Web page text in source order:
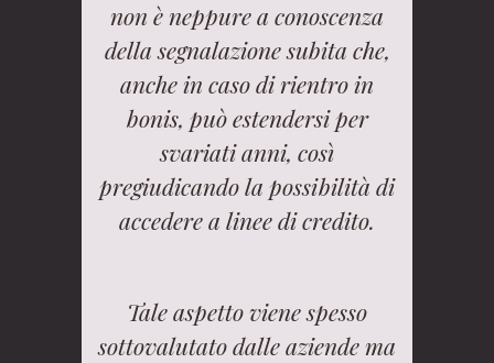
non è neppure a conoscenza
della segnalazione subita che,
anche in caso di rientro in
bonis, può estendersi per
svariati anni, così
pregiudicando la possibilità di
accedere a linee di credito.
Tale aspetto viene spesso
sottovalutato dalle aziende ma